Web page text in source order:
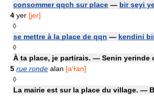
consommer qqch sur place — bir şeyi
4 yer [jeɾ]
◊
se mettre à la place de qqn — kendini
◊
À ta place, je partirais. — Senin yerinde
5 rue ronde alan [a'ɫan]
◊
La mairie est sur la place du village. —